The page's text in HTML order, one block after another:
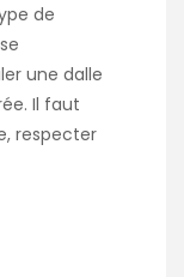
de
une dalle
Il faut
respecter